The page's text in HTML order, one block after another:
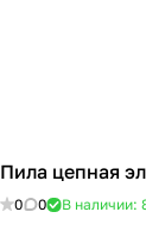
Пила цепная
0 0 В наличии: